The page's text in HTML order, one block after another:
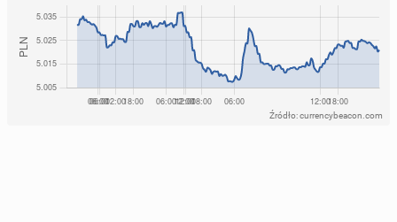
Źródło: currencybeacon.com